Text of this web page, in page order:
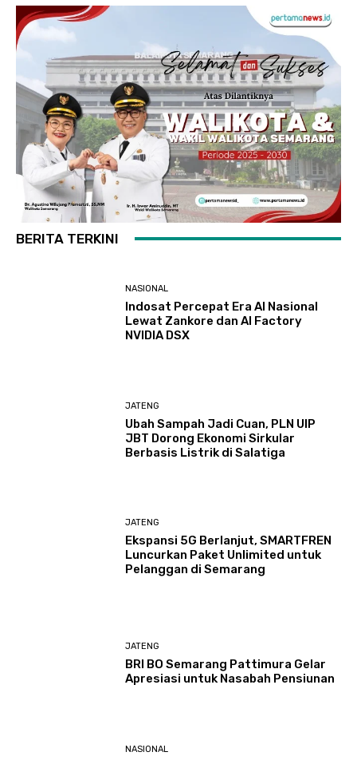
BERITA TERKINI
NASIONAL
Indosat Percepat Era AI Nasional
Lewat Zankore dan AI Factory
NVIDIA DSX
JATENG
Ubah Sampah Jadi Cuan, PLN UIP
JBT Dorong Ekonomi Sirkular
Berbasis Listrik di Salatiga
JATENG
Ekspansi 5G Berlanjut, SMARTFREN
Luncurkan Paket Unlimited untuk
Pelanggan di Semarang
JATENG
BRI BO Semarang Pattimura Gelar
Apresiasi untuk Nasabah Pensiunan
NASIONAL